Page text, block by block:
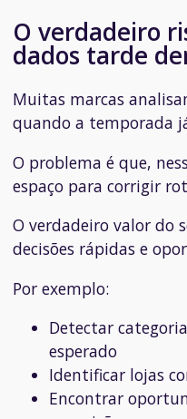
O verdadeiro
dados tarde
Muitas marcas
quando a temporada
O problema é que,
espaço para corrigir
O verdadeiro valor do
decisões rápidas e
Por exemplo:
Detectar
esperado
Identificar lojas
Encontrar